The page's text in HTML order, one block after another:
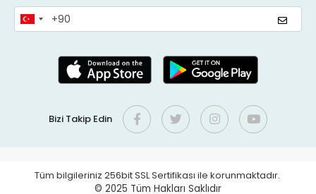
Bizi Takip Edin
Tüm bilgileriniz 256bit SSL Sertifikası ile korunmaktadır.
© 2025 Tüm Hakları Saklıdır